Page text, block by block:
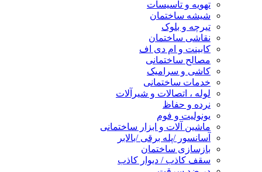
تهویه و تاسیسات
شیشه ساختمان
تیرچه و بلوک
نقاشی ساختمان
کابینت و ام دی اف
مصالح ساختمانی
کاشی و سرامیک
خدمات ساختمانی
لوله ، اتصالات و شیرآلات
نرده و حفاظ
یونولیت و فوم
ماشین آلات و ابزار ساختمانی
آسانسور /پله برقی /بالابر
بازسازی ساختمان
سقف کاذب / دیوار کاذب